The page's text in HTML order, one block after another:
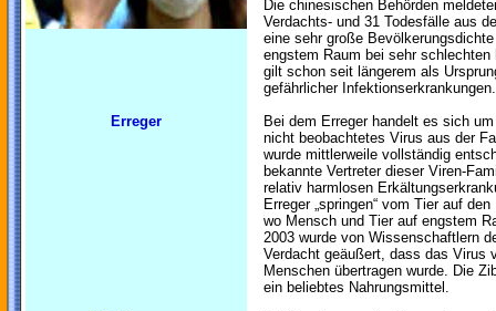
Die chinesischen Behörden
Verdachts- und 31 Todesfälle aus
eine sehr große
engstem Raum bei sehr
gilt schon seit längerem als
gefährlicher Infektionserkrankungen.
Erreger
Bei dem Erreger handelt es sich
nicht beobachtetes Virus aus der
wurde mittlerweile vollständig
bekannte Vertreter dieser Viren-
relativ harmlosen
Erreger „springen“ vom Tier auf
wo Mensch und Tier auf engstem
2003 wurde von Wissenschaftlern
Verdacht geäußert, dass das Virus
Menschen übertragen wurde. Die
ein beliebtes Nahrungsmittel.